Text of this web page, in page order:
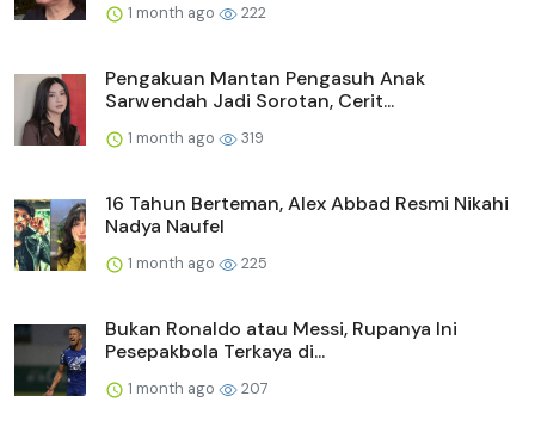
1 month ago 222
Pengakuan Mantan Pengasuh Anak
Sarwendah Jadi Sorotan, Cerit...
1 month ago 319
16 Tahun Berteman, Alex Abbad Resmi Nikahi
Nadya Naufel
1 month ago 225
Bukan Ronaldo atau Messi, Rupanya Ini
Pesepakbola Terkaya di...
1 month ago 207